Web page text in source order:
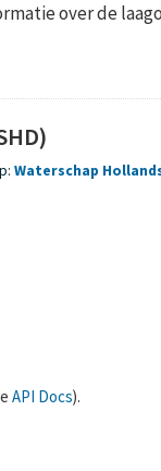
over de
Waterschap
API Docs).